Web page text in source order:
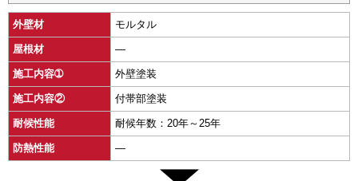
外壁材 モルタル
屋根材 ―
施工内容➀ 外壁塗装
施工内容② 付帯部塗装
耐候性能 耐候年数：20年～25年
防熱性能 ―